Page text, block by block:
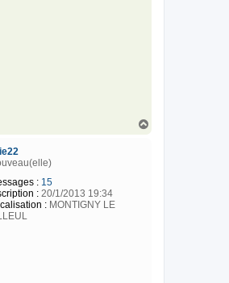
: 15
: 20/1/2013 19:34
: MONTIGNY LE